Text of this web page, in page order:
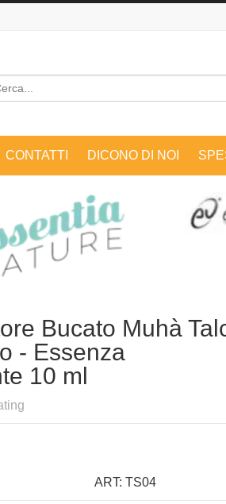
CONTATTI DICONO DI NOI
Bucato Muhà
- Essenza
10 ml
ART:TS04